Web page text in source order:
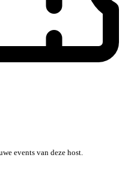
events van deze host.